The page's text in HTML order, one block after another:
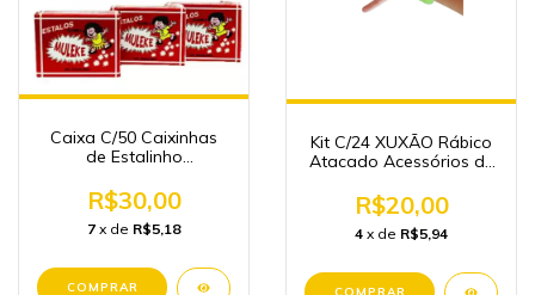
Caixa C/50 Caixinhas
de Estalinho
R$30,00
7 x de R$5,18
Kit C/24 XUXÃO Rábico
Atacado Acessórios de
R$20,00
4 x de R$5,94